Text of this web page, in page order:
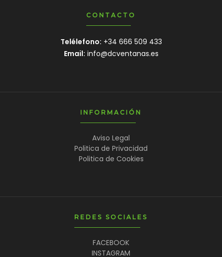
CONTACTO
Telélefono: +34 666 509 433
Email: info@dcventanas.es
INFORMACIÓN
Aviso Legal
Politica de Privacidad
Politica de Cookies
REDES SOCIALES
FACEBOOK
INSTAGRAM